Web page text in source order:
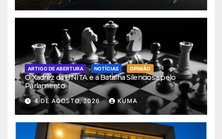
ARTIGO DE ABERTURA NOTÍCIAS OPINIÃO
O Xadrez da UNITA e a Batalha Silenciosa pelo
Parlamento
4 DE AGOSTO, 2026 KUMA